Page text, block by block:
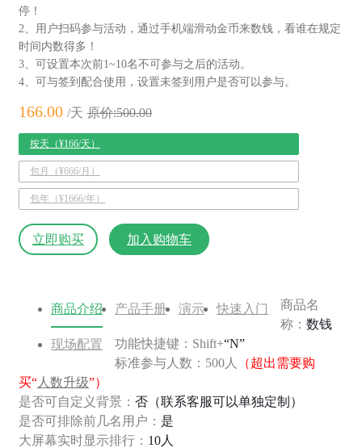
停！
2、用户扫码参与活动，通过手机端滑动金币来数钱，看谁在规定
时间内数得多！
3、可设置本次前1~10名不可参与之后的活动。
4、可与签到配合使用，设置未签到用户是否可以参与。
166.00 /天 原价:500.00
按天（¥166/天）
包月（¥666/月）
包年（¥1666/年）
立即购买 加入购物车
商品介绍 产品手册 演示 快速入门
现场配置
商品名
称： 数钱
功能快捷键：Shift+“N”
标准参与人数：500人
（超出需要购
买“ 人数升级”）
是否可自定义背景： 否（联系客服可以单独定制）
是否可排除前几名用户： 是
大屏幕实时显示排行： 10人